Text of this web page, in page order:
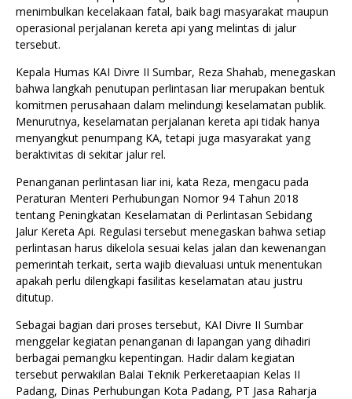
menimbulkan kecelakaan fatal, baik bagi masyarakat maupun
operasional perjalanan kereta api yang melintas di jalur
tersebut.
Kepala Humas KAI Divre II Sumbar, Reza Shahab, menegaskan
bahwa langkah penutupan perlintasan liar merupakan bentuk
komitmen perusahaan dalam melindungi keselamatan publik.
Menurutnya, keselamatan perjalanan kereta api tidak hanya
menyangkut penumpang KA, tetapi juga masyarakat yang
beraktivitas di sekitar jalur rel.
Penanganan perlintasan liar ini, kata Reza, mengacu pada
Peraturan Menteri Perhubungan Nomor 94 Tahun 2018
tentang Peningkatan Keselamatan di Perlintasan Sebidang
Jalur Kereta Api. Regulasi tersebut menegaskan bahwa setiap
perlintasan harus dikelola sesuai kelas jalan dan kewenangan
pemerintah terkait, serta wajib dievaluasi untuk menentukan
apakah perlu dilengkapi fasilitas keselamatan atau justru
ditutup.
Sebagai bagian dari proses tersebut, KAI Divre II Sumbar
menggelar kegiatan penanganan di lapangan yang dihadiri
berbagai pemangku kepentingan. Hadir dalam kegiatan
tersebut perwakilan Balai Teknik Perkeretaapian Kelas II
Padang, Dinas Perhubungan Kota Padang, PT Jasa Raharja